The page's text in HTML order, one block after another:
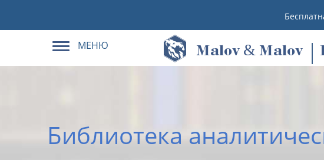
МЕНЮ Malov & Malov
Библиотека